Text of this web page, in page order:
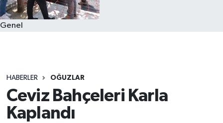
Genel
HABERLER OĞUZLAR
Ceviz Bahçeleri Karla
Kaplandı
Son Dakika Haberleri